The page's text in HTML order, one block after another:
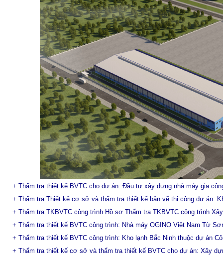
+ Thẩm tra thiết kế BVTC cho dự án: Đầu tư xây dựng nhà máy gia
+ Thẩm tra Thiết kế cơ sở và thẩm tra thiết kế bản vẽ thi công dự án:
+ Thẩm tra TKBVTC công trình Hồ sơ Thẩm tra TKBVTC công trình
+ Thẩm tra thiết kế BVTC công trình: Nhà máy OGINO Việt Nam Từ
+ Thẩm tra thiết kế BVTC công trình: Kho lạnh Bắc Ninh thuộc dự án
+ Thẩm tra thiết kế cơ sở và thẩm tra thiết kế BVTC cho dự án: Xây